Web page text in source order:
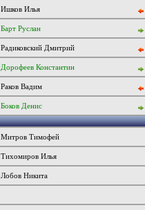
Ишков Илья
Барт Руслан
Радиковский Дмитрий
Дорофеев Константин
Раков Вадим
Боков Денис
Митров Тимофей
Тихомиров Илья
Лобов Никита